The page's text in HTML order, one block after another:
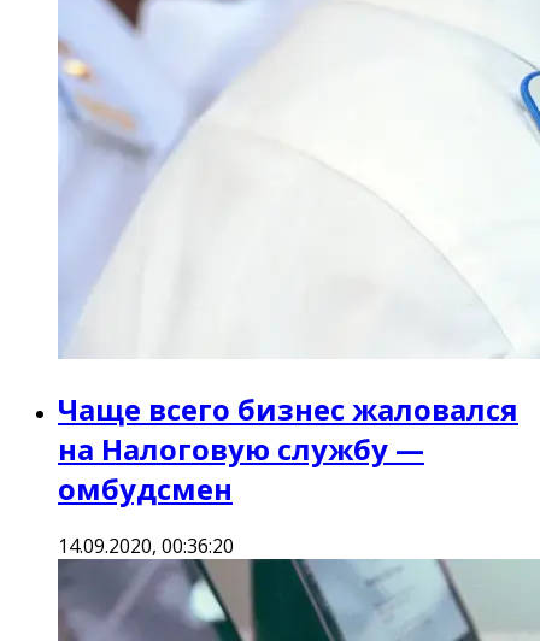
Чаще всего бизнес жаловался
на Налоговую службу —
омбудсмен
14.09.2020, 00:36:20